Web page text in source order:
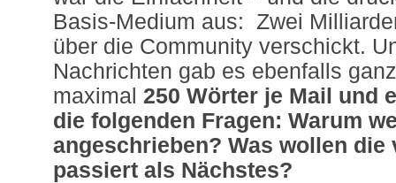
Basis-Medium aus: Zwei
über die Community verschickt.
Nachrichten gab es ebenfalls
maximal 250 Wörter je Mail und
die folgenden Fragen: Warum
angeschrieben? Was wollen die
passiert als Nächstes?